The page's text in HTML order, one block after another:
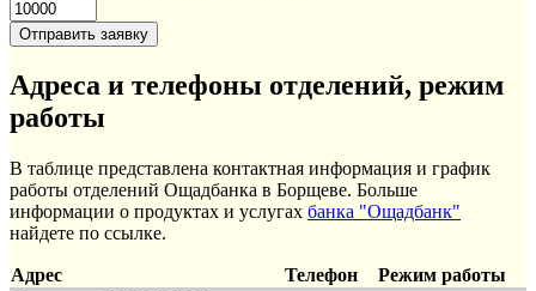
Адреса и телефоны отделений, режим
работы
В таблице представлена контактная информация и график
работы отделений Ощадбанка в Борщеве. Больше
информации о продуктах и услугах банка "Ощадбанк"
найдете по ссылке.
Адрес Телефон
Режим работы